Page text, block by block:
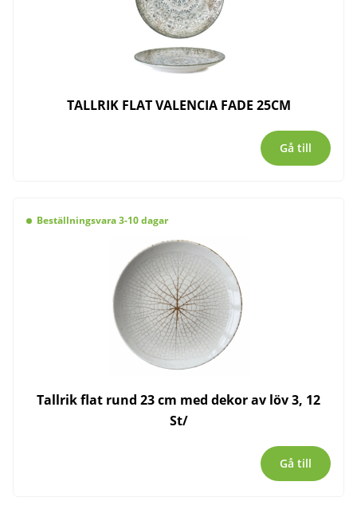
TALLRIK FLAT VALENCIA FADE 25CM
Gå till
Beställningsvara 3-10 dagar
Tallrik flat rund 23 cm med dekor av löv 3, 12
St/
Gå till